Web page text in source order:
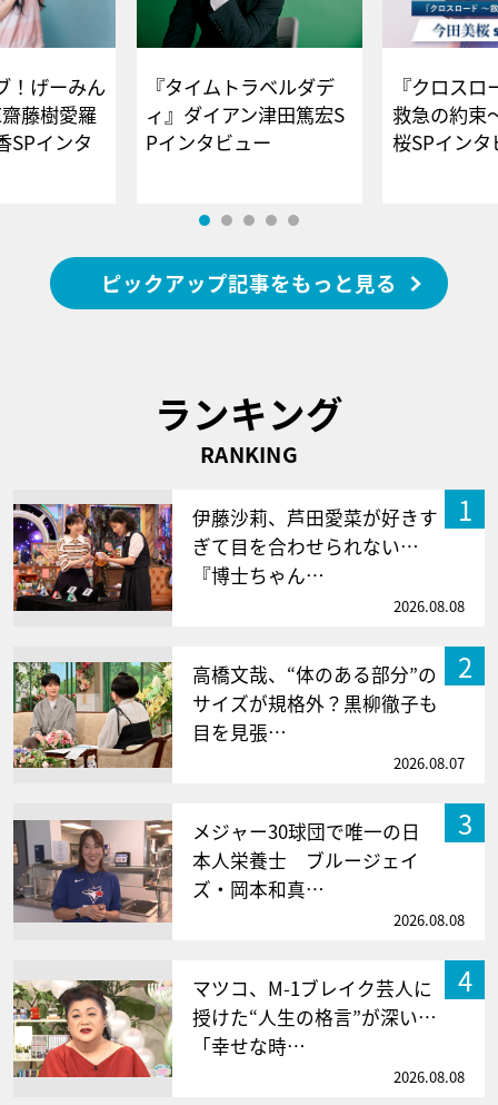
！げーみん
藤樹愛羅
SPインタ
『タイムトラベルダデ
ィ』ダイアン津田篤宏S
Pインタビュー
『クロス
救急の約束
桜SPイ
ピックアップ記事をもっと見る
ランキング
RANKING
1
伊藤沙莉、芦田愛菜が好きす
ぎて目を合わせられない…
『博士ちゃん…
2026.08.08
2
高橋文哉、“体のある部分”の
サイズが規格外？黒柳徹子も
目を見張…
2026.08.07
3
メジャー30球団で唯一の日
本人栄養士 ブルージェイ
ズ・岡本和真…
2026.08.08
4
マツコ、M-1ブレイク芸人に
授けた“人生の格言”が深い…
「幸せな時…
2026.08.08